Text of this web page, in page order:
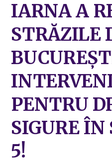
IARNA A
STRĂZILE
PENTRU
SIGURE ÎN
5!